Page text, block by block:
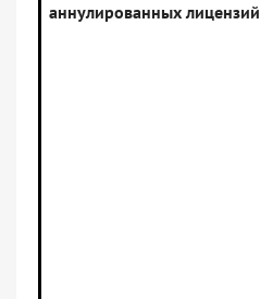
аннулированных лицензий